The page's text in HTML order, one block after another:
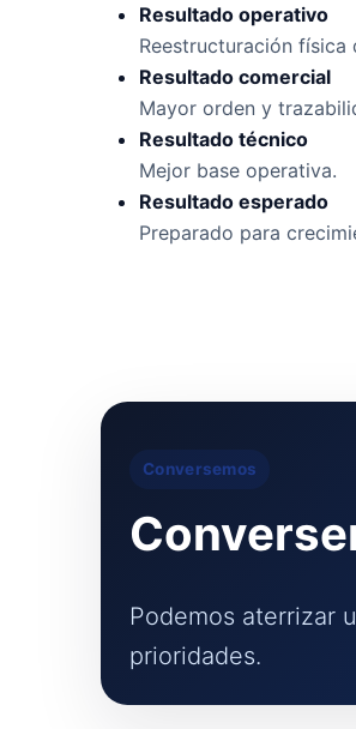
Resultado operativo
Reestructuración física
Resultado comercial
Mayor orden y
Resultado técnico
Mejor base operativa.
Resultado esperado
Preparado para
Conversemos
Podemos aterrizar
prioridades.